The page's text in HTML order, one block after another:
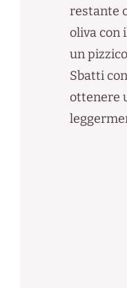
restante
oliva con
un
Sbatti
ottenere